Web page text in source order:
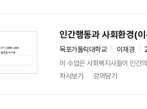
인간행동과 사회환경(
목포가톨릭대학교 이재경
이 수업은 사회복지사들이 인간
차시보기
강의담기